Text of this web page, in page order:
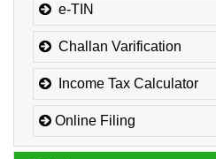
e-TIN
Challan Varification
Income Tax Calculator
Online Filing